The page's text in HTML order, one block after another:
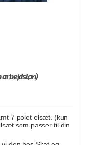
arbejdsløn)
7 polet elsæt. (kun
som passer til din